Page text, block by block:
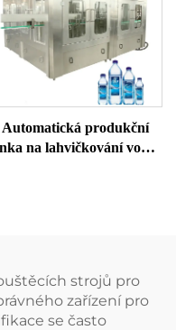
Automatická produkční
na lahvičkování vody,
strojů pro
zařízení pro
se často